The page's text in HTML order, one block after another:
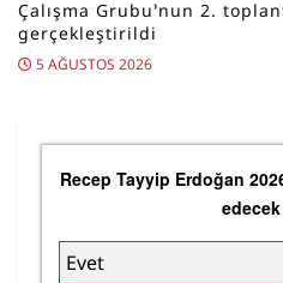
Çalışma Grubu’nun 2.
gerçekleştirildi
5 AĞUSTOS 2026
Recep Tayyip Erdoğan
Evet